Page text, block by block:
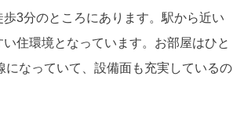
3分のところにあります。駅から近い
住環境となっています。お部屋はひと
なっていて、設備面も充実しているの